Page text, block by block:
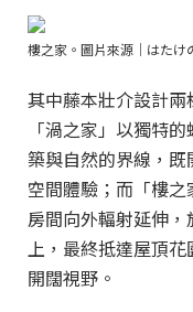
樓之家。圖片來源｜はたけ
其中藤本壯介設計兩
「渦之家」以獨特
築與自然的界線，
空間體驗；而「樓
房間向外輻射延伸
上，最終抵達屋頂
開闊視野。